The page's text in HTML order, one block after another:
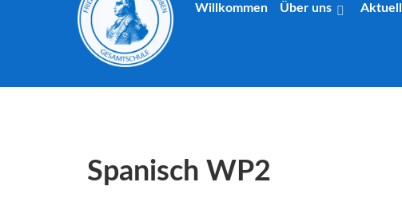
Willkommen Über uns Aktuell
Spanisch WP2